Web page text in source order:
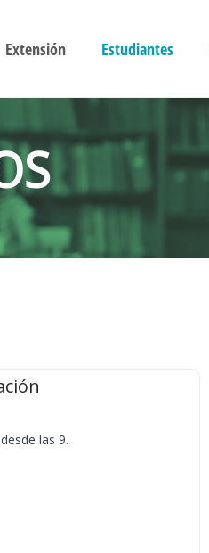
Extensión Estudiantes
las 9.